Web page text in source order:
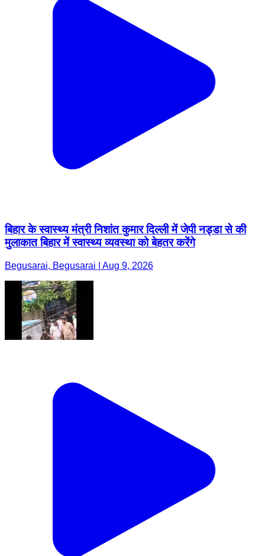
बिहार के स्वास्थ्य मंत्री निशांत कुमार दिल्ली में जेपी नड्डा से की
मुलाकात बिहार में स्वास्थ्य व्यवस्था को बेहतर करेंगे
Begusarai, Begusarai | Aug 9, 2026